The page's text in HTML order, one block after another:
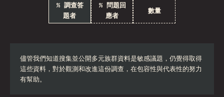
% 調查答
題者
% 問題回
應者
數量
儘管我們知道搜集並公開多元族群資料是敏感議題，仍覺得取得
這些資料，對於觀測和改進這份調查，在包容性與代表性的努力
有幫助。